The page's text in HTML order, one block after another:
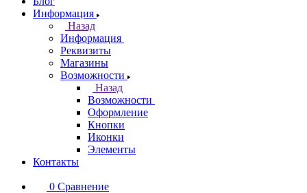
Информация
Назад
Информация
Реквизиты
Магазины
Возможности
Назад
Возможности
Оформление
Кнопки
Иконки
Элементы
Контакты
0 Сравнение